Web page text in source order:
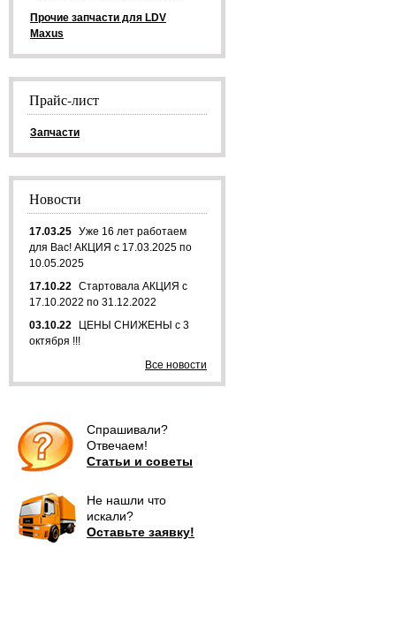
Прочие запчасти для LDV
Maxus
Прайс-лист
Запчасти
Новости
17.03.25 Уже 16 лет работаем
для Вас! АКЦИЯ с 17.03.2025 по
10.05.2025
17.10.22 Стартовала АКЦИЯ с
17.10.2022 по 31.12.2022
03.10.22
ЦЕНЫ СНИЖЕНЫ с 3
октября !!!
Все новости
Спрашивали?
Отвечаем!
Статьи и советы
Не нашли что
искали?
Оставьте заявку!